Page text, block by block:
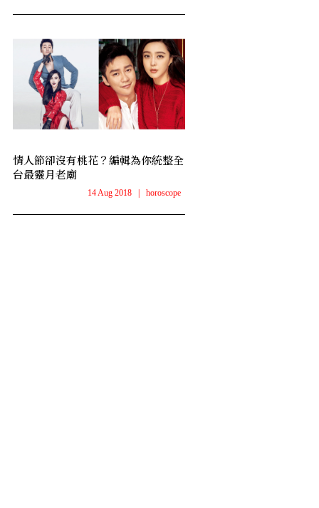
情人節卻沒有桃花？編輯為你統整全
台最靈月老廟
14 Aug 2018 horoscope